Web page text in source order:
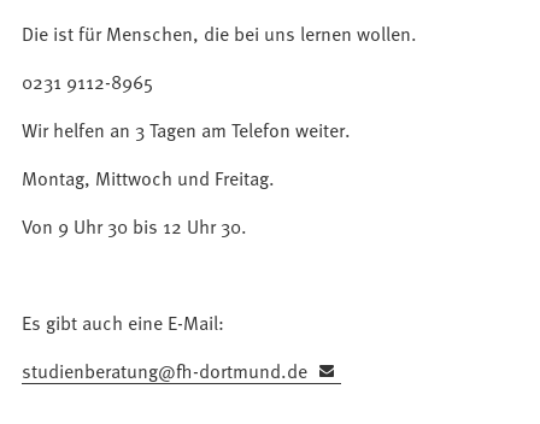
Die ist für Menschen, die bei uns lernen wollen.
0231 9112-8965
Wir helfen an 3 Tagen am Telefon weiter.
Montag, Mittwoch und Freitag.
Von 9 Uhr 30 bis 12 Uhr 30.
Es gibt auch eine E-Mail:
studienberatung
fh-dortmund de